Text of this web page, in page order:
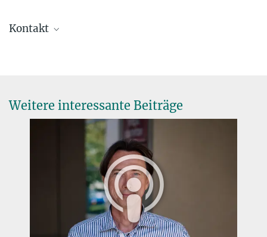
Kontakt
+49 30 8413-1160
fueloep@...
Weitere interessante Beiträge